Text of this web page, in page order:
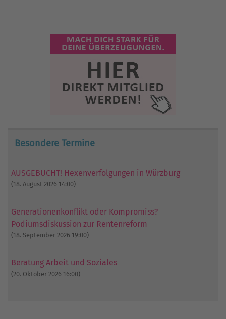
Besondere Termine
AUSGEBUCHT! Hexenverfolgungen in Würzburg
(18. August 2026 14:00)
Generationenkonflikt oder Kompromiss?
Podiumsdiskussion zur Rentenreform
(18. September 2026 19:00)
Beratung Arbeit und Soziales
(20. Oktober 2026 16:00)